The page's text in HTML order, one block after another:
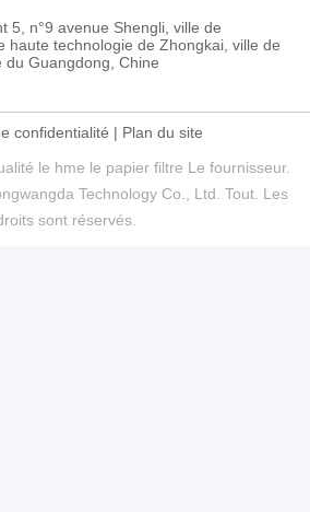
5, n°9 avenue Shengli, ville de
haute technologie de Zhongkai, ville de
du Guangdong, Chine
confidentialité | Plan du site
le hme le papier filtre Le fournisseur.
Technology Co., Ltd. Tout. Les
sont réservés.